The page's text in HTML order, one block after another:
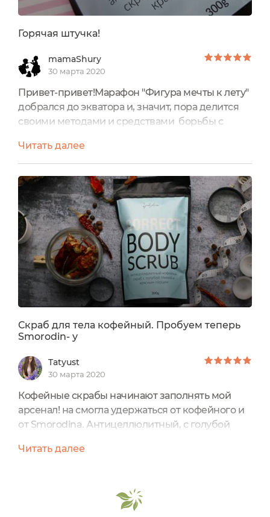
Горячая штучка!
mamaShury
30 марта 2020
Привет-привет!Марафон "Фигура мечты к лету"
добрался до экватора и, значит, пора делится
своими методами и средствами борьбы с
штучка" безоговорочную победу присуждаю
Кофейному скрабу "Антицеллюлитный с
красным перцем" бренда Smorodina. По
традиции начну с внешнего
вида УпаковкаСкраб расфасован
в металлизированный дой-пак из
композитного материала с маркировкой...
Читать далее
Скраб для тела кофейный. Пробуем теперь
Smorodin- у
Tatyust
30 марта 2020
Кофейные скрабы начинают заполнять мой
арсенал! на смогла удержаться от кофейного и
от Smorodina. Антицеллюлитный, с голубой
официальном сайте за 300 грЭто мой первый
приятного голубого цвета. Спереди краткая
информация, сзади- состав,
Читать далее